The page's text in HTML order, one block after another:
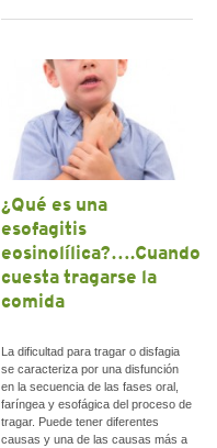
¿Qué es una
esofagitis
eosinolílica?….Cuando
cuesta tragarse la
comida
La dificultad para tragar o disfagia
se caracteriza por una disfunción
en la secuencia de las fases oral,
faríngea y esofágica del proceso de
tragar. Puede tener diferentes
causas y una de las causas más a